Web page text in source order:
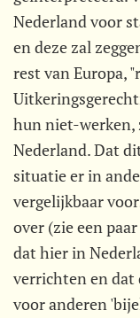
Nederland voor
en deze zal
rest van Europa,
hun niet-werken,
Nederland. Dat
situatie er in
vergelijkbaar
over (zie een
dat hier in
verrichten en dat
voor anderen